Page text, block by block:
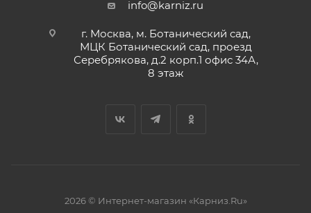
info@karniz.ru
г. Москва, м. Ботанический сад,
МЦК Ботанический сад, проезд
Серебрякова, д.2 корп.1 офис 34А,
8 этаж
2026 © Интернет-магазин «Карниз.Ru»